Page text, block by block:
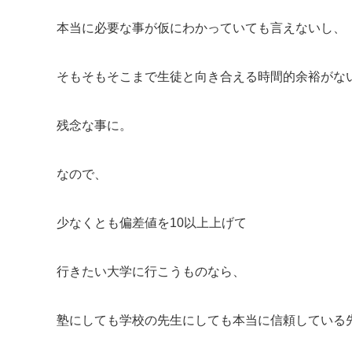
本当に必要な事が仮にわかっていても言えないし、
そもそもそこまで生徒と向き合える時間的余裕がな
残念な事に。
なので、
少なくとも偏差値を10以上上げて
行きたい大学に行こうものなら、
塾にしても学校の先生にしても本当に信頼している